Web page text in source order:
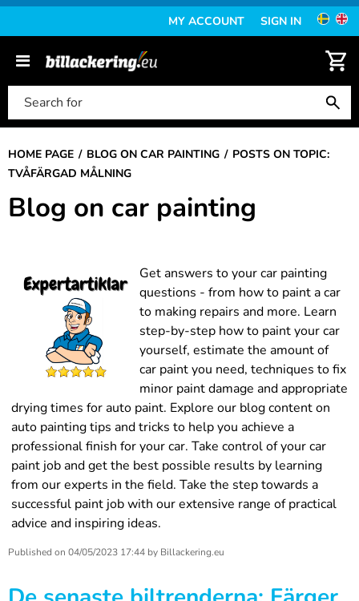
MY ACCOUNT SIGN IN
HOME PAGE BLOG ON CAR PAINTING
POSTS ON TOPIC:
TVÅFÄRGAD MÅLNING
Blog on car painting
Get answers to your car painting
questions - from how to paint a car
to making repairs and more. Learn
step-by-step how to paint your car
yourself, estimate the amount of
car paint you need, techniques to fix
minor paint damage and appropriate
drying times for auto paint. Explore our blog content on
auto painting tips and tricks to help you achieve a
professional finish for your car. Take control of your car
paint job and get the best possible results by learning
from our experts in the field. Take the step towards a
successful paint job with our extensive range of practical
advice and inspiring ideas.
Published on 04/05/2023 17:44 by Billackering.eu